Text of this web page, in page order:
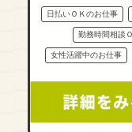
日払いＯＫのお仕事
勤務時間相談
女性活躍中のお仕事